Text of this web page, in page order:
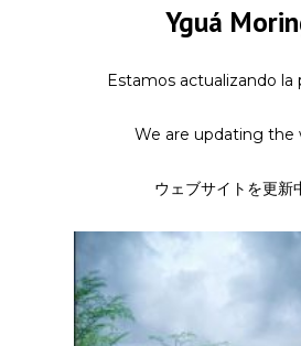
Yguá
Estamos actualizando la
We are updating the
ウェブサイトを更新